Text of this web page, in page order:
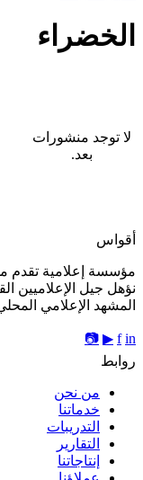
الخضراء
لا توجد منشورات
بعد.
أقواس
مؤسسة إعلامية تقدم
نؤهل جيل الإعلاميين
المشهد الإعلامي
f in
▶
📷
روابط
من نحن
خدماتنا
التدريبات
التقارير
إنتاجاتنا